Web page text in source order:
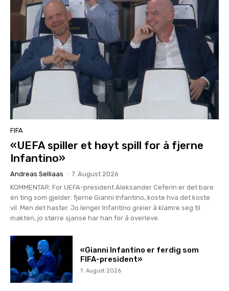
FIFA
«UEFA spiller et høyt spill for å fjerne
Infantino»
Andreas Selliaas - 7. August 2026
KOMMENTAR: For UEFA-president Aleksander Ceferin er det bare
én ting som gjelder: fjerne Gianni Infantino, koste hva det koste
vil. Men det haster. Jo lenger Infantino greier å klamre seg til
makten, jo større sjanse har han for å overleve.
«Gianni Infantino er ferdig som
FIFA-president»
1. August 2026